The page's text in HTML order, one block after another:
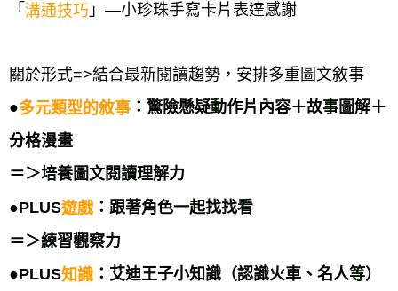
「 溝通技巧 」—小珍珠手寫卡片表達感謝
關於形式=>結合最新閱讀趨勢，安排多重圖文敘事
●多元類型的敘事 ：驚險懸疑動作片內容＋故事圖解＋
分格漫畫
＝＞培養圖文閱讀理解力
●PLUS遊戲 ：跟著角色一起找找看
＝＞練習觀察力
●PLUS知識 ：艾迪王子小知識（認識火車、名人等）